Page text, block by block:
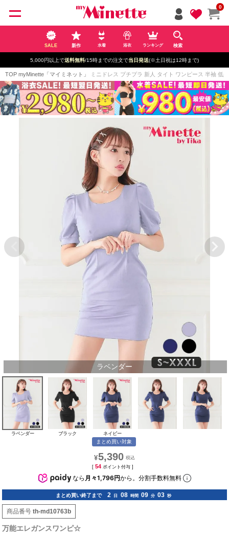
0
SALE 新作 水着 浴衣 ランキング 検索
5,000円以上で送料無料/15時までの注文で当日発送(※土日祝は12時まで)
TOP myMinette「マイミネット」 ミニドレス プチプラ 新人 タイト ワンピース 半袖 低
ラベンダー
ラベンダー ブラック ネイビー
まとめ買い対象
¥5,390
[ 54 ポイント付与 ]
なら 月々1,796円から。分割手数料無料
まとめ買い終了まで 2 日 08 時間 09 分 02 秒
商品番号 th-md10763b
万能エレガンスワンピ☆
ペー
ジト
ップ